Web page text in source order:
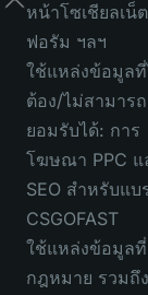
หน้าโซเชียลเน็
ฟอรัม ฯลฯ
ใช้แหล่งข้อมูล
ต้อง/ไม่สามารถ
ยอมรับได้: การ
โฆษณา PPC แ
SEO สำหรับแบ
CSGOFAST
ใช้แหล่งข้อมูลที่
กฎหมาย รวมถึง